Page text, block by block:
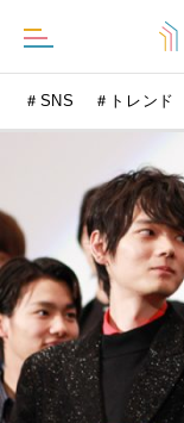
＃SNS ＃トレンド